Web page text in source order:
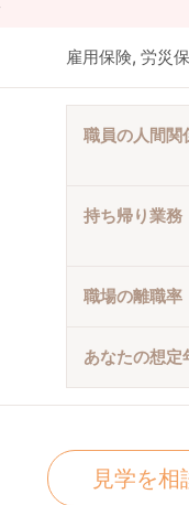
雇用保険, 労災
職員の人間関
持ち帰り業務
職場の離職率
あなたの想定
見学を相